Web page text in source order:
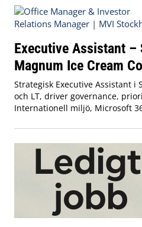
Executive Assistant –
Magnum Ice Cream
Strategisk Executive Assistant i
och LT, driver governance,
Internationell miljö, Microsoft